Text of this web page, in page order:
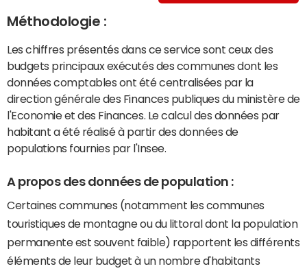
Méthodologie :
Les chiffres présentés dans ce service sont ceux des
budgets principaux exécutés des communes dont les
données comptables ont été centralisées par la
direction générale des Finances publiques du ministère de
l'Economie et des Finances. Le calcul des données par
habitant a été réalisé à partir des données de
populations fournies par l'Insee.
A propos des données de population :
Certaines communes (notamment les communes
touristiques de montagne ou du littoral dont la population
permanente est souvent faible) rapportent les différents
éléments de leur budget à un nombre d'habitants